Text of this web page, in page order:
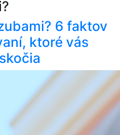
6 faktov
ktoré vás